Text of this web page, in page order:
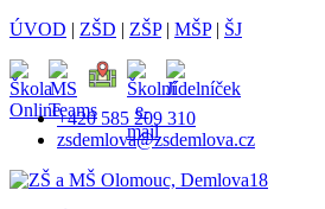
ÚVOD | ZŠD | ZŠP| MŠP| ŠJ
+420 585 209 310
zsdemlova@zsdemlova.cz